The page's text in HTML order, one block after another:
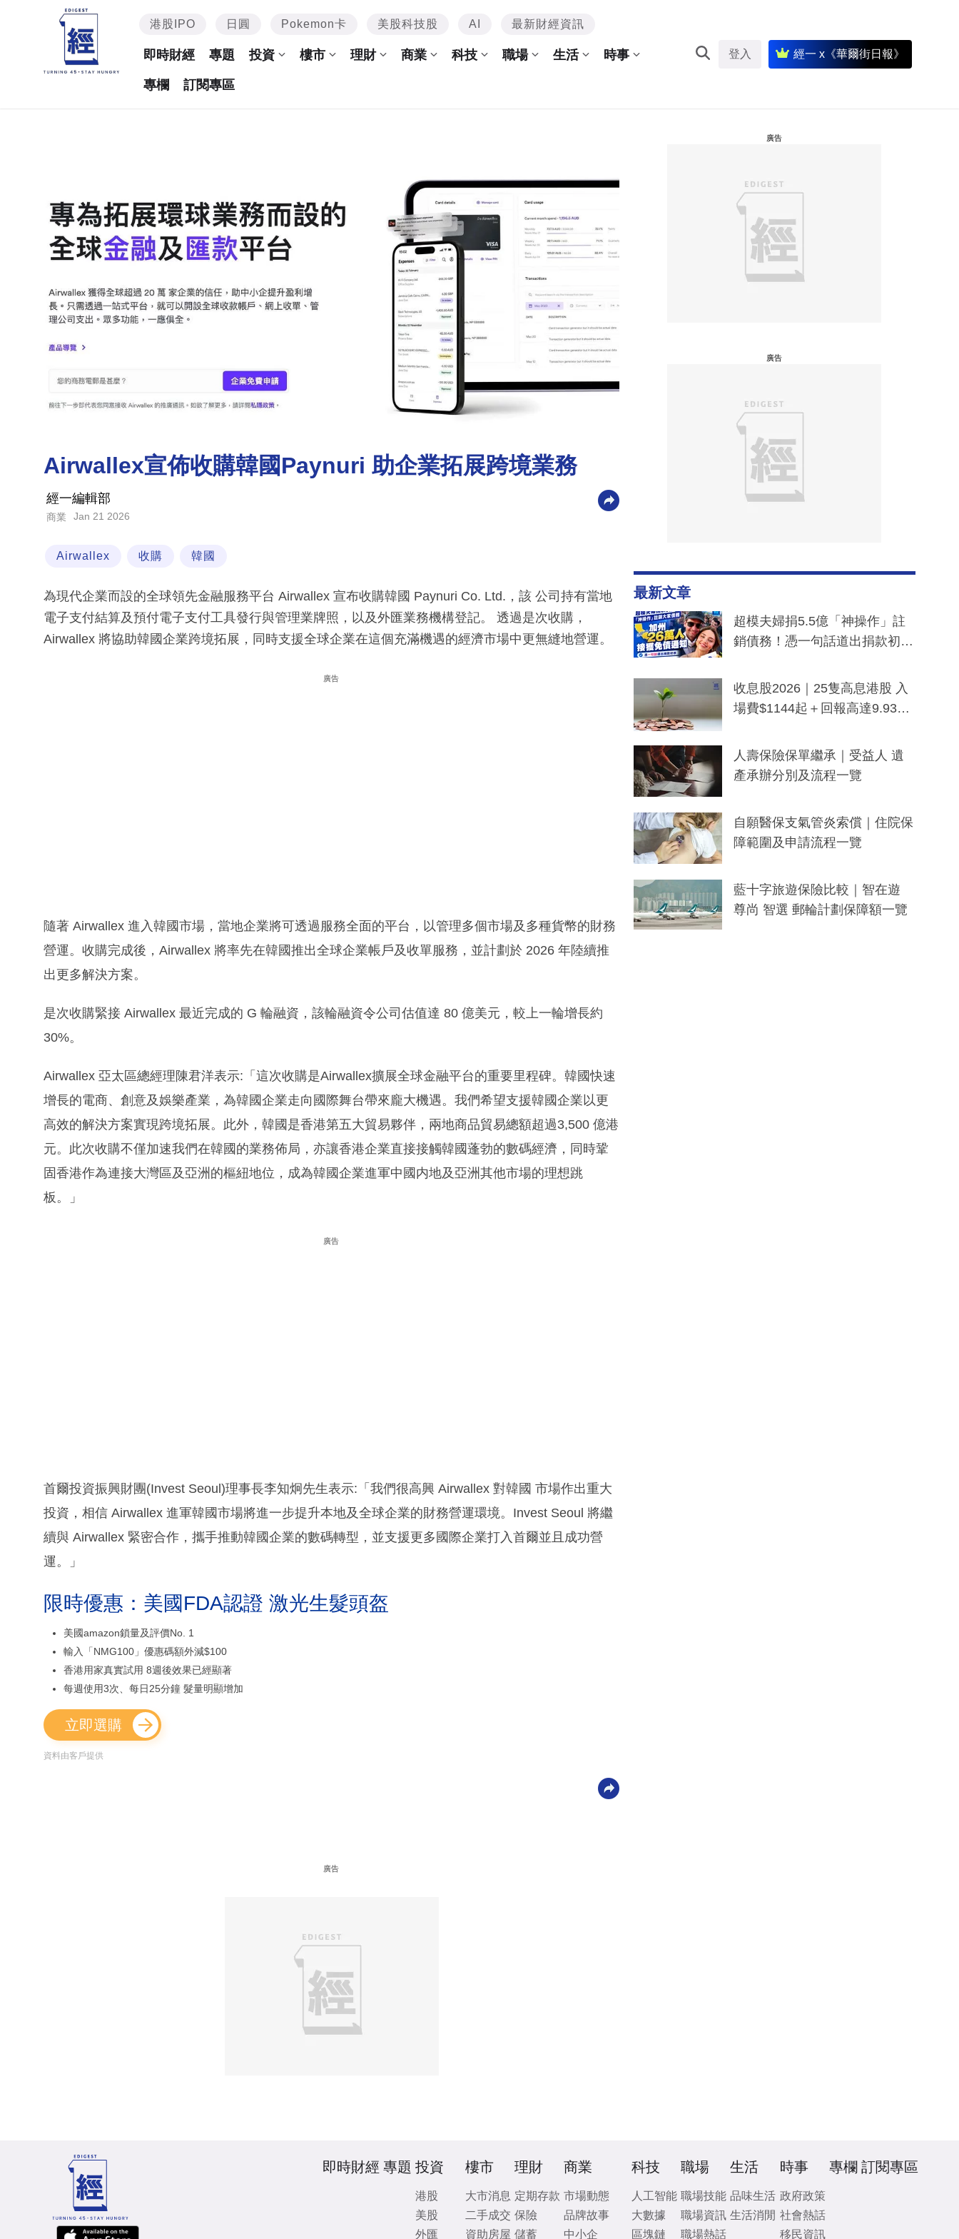
港股IPO 日圓 Pokemon卡 美股科技股 AI 最新財經資訊
即時財經 專題 投資 樓市 理財 商業 科技 職場 生活 時事
專欄 訂閱專區
登入 經一 x《華爾街日報》
Airwallex宣佈收購韓國Paynuri 助企業拓展跨境業務
經一編輯部
商業 Jan 21 2026
Airwallex 收購 韓國
為現代企業而設的全球領先金融服務平台 Airwallex 宣布收購韓國 Paynuri Co. Ltd.，該 公司持有當地
電子支付結算及預付電子支付工具發行與管理業牌照，以及外匯業務機構登記。 透過是次收購，
Airwallex 將協助韓國企業跨境拓展，同時支援全球企業在這個充滿機遇的經濟市場中更無縫地營運。
廣告
隨著 Airwallex 進入韓國市場，當地企業將可透過服務全面的平台，以管理多個市場及多種貨幣的財務
營運。收購完成後，Airwallex 將率先在韓國推出全球企業帳戶及收單服務，並計劃於 2026 年陸續推
出更多解決方案。
是次收購緊接 Airwallex 最近完成的 G 輪融資，該輪融資令公司估值達 80 億美元，較上一輪增長約
30%。
Airwallex 亞太區總經理陳君洋表示:「這次收購是Airwallex擴展全球金融平台的重要里程碑。韓國快速
增長的電商、創意及娛樂產業，為韓國企業走向國際舞台帶來龐大機遇。我們希望支援韓國企業以更
高效的解決方案實現跨境拓展。此外，韓國是香港第五大貿易夥伴，兩地商品貿易總額超過3,500 億港
元。此次收購不僅加速我們在韓國的業務佈局，亦讓香港企業直接接觸韓國蓬勃的數碼經濟，同時鞏
固香港作為連接大灣區及亞洲的樞紐地位，成為韓國企業進軍中國内地及亞洲其他市場的理想跳
板。」
廣告
首爾投資振興財團(Invest Seoul)理事長李知炯先生表示:「我們很高興 Airwallex 對韓國 市場作出重大
投資，相信 Airwallex 進軍韓國市場將進一步提升本地及全球企業的財務營運環境。Invest Seoul 將繼
續與 Airwallex 緊密合作，攜手推動韓國企業的數碼轉型，並支援更多國際企業打入首爾並且成功營
運。」
限時優惠：美國FDA認證 激光生髮頭盔
美國amazon鎖量及評價No. 1
輸入「NMG100」優惠碼額外減$100
香港用家真實試用 8週後效果已經顯著
每週使用3次、每日25分鐘 髮量明顯增加
立即選購
資料由客戶提供
廣告
廣告
廣告
最新文章
超模夫婦捐5.5億「神操作」註
銷債務！憑一句話道出捐款初
一度被誤當詐騙手段
收息股2026｜25隻高息港股 入
場費$1144起＋回報高達9.93
人壽保險保單繼承｜受益人 遺
產承辦分別及流程一覽
自願醫保支氣管炎索償｜住院保
障範圍及申請流程一覽
藍十字旅遊保險比較｜智在遊
尊尚 智選 郵輪計劃保障額一覽
即時財經 專題 投資
港股
美股
外匯
樓市
大市消息
二手成交
資助房屋
理財
定期存款
保險
儲蓄
商業
市場動態
品牌故事
中小企
科技
人工智能
大數據
區塊鏈
職場
職場技能
職場資訊
職場熱話
生活
品味生活
生活消閒
時事
政府政策
社會熱話
移民資訊
專欄 訂閱專區